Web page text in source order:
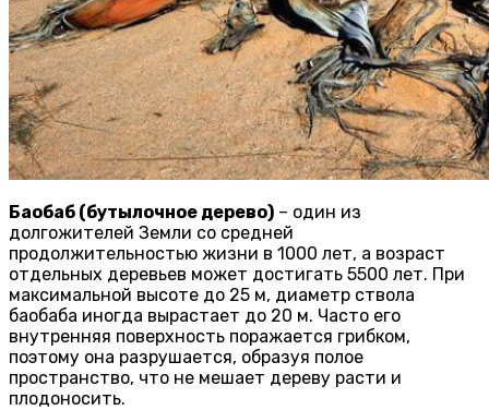
Баобаб (бутылочное дерево) – один из
долгожителей Земли со средней
продолжительностью жизни в 1000 лет, а возраст
отдельных деревьев может достигать 5500 лет. При
максимальной высоте до 25 м, диаметр ствола
баобаба иногда вырастает до 20 м. Часто его
внутренняя поверхность поражается грибком,
поэтому она разрушается, образуя полое
пространство, что не мешает дереву расти и
плодоносить.